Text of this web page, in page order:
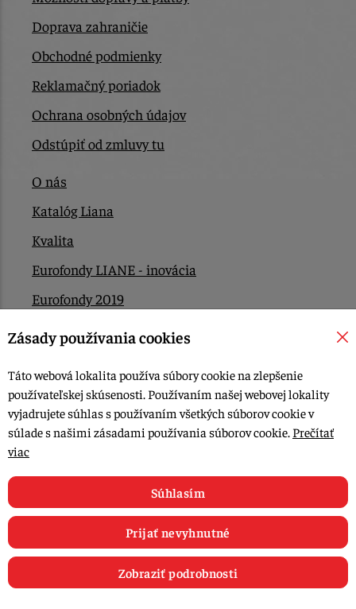
Doprava zahraničie
Obchodné podmienky
Reklamačný poriadok
Ochrana osobných údajov
Odstúpiť od zmluvy tu
O nás
Katalóg Liana
Kvalita
Eurofondy LIANE - inovácia
Eurofondy 2019
Eurofondy 2022/2023
Kontakt
© 2015-2026, LIANA GOLIAŠ s.r.o. všetky práva vyhradené.
Upraviť nastavenia Cookies
Zásady používania cookies
Táto webová lokalita používa súbory cookie na zlepšenie
používateľskej skúsenosti. Používaním našej webovej lokality
vyjadrujete súhlas s používaním všetkých súborov cookie v
súlade s našimi zásadami používania súborov cookie. Prečítať
viac
Súhlasím
Prijať nevyhnutné
Zobraziť podrobnosti